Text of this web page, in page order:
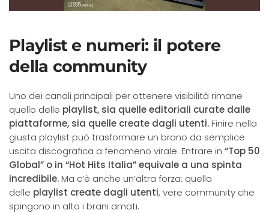
Playlist e numeri: il potere
della community
Uno dei canali principali per ottenere visibilità rimane
quello delle playlist, sia quelle editoriali curate dalle
piattaforme, sia quelle create dagli utenti.Finire nella
giusta playlist può trasformare un brano da semplice
uscita discografica a fenomeno virale. Entrare in “Top 50
Global” o in “Hot Hits Italia” equivale a una spinta
incredibile.Ma c’è anche un’altra forza: quella
delle playlist create dagli utenti, vere community che
spingono in alto i brani amati.